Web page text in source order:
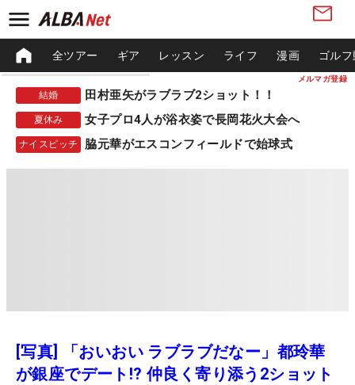
メルマガ登録
全ツアー ギア レッスン ライフ 漫画 ゴル
結婚 田村亜矢がラブラブ2ショット！！
夏休み 女子プロ4人が浴衣姿で長岡花火大会へ
ナイスピッチ 脇元華がエスコンフィールドで始球式
[写真] 「おいおい ラブラブだなー」都玲華
が銀座でデート!? 仲良く寄り添う2ショット